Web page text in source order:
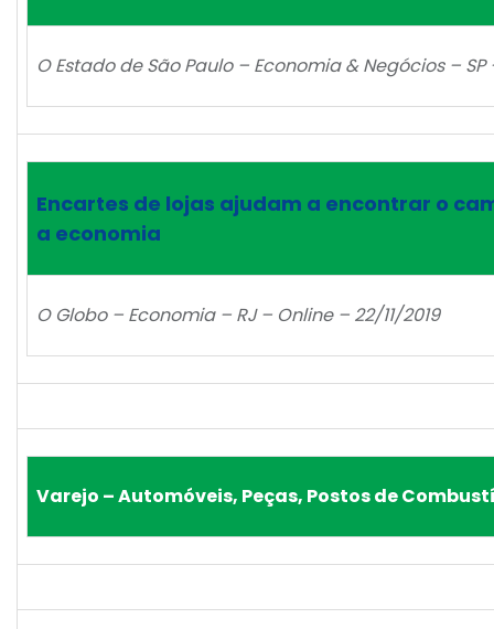
O Estado de São Paulo – Economia & Negócios – SP
Encartes de lojas ajudam a encontrar o
a economia
O Globo – Economia – RJ – Online – 22/11/2019
Varejo – Automóveis, Peças, Postos de